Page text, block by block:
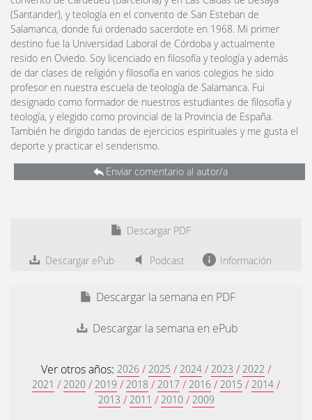
(Santander), y teología en el convento de San Esteban de
Salamanca, donde fui ordenado sacerdote en 1968. Mi primer
destino fue la Universidad Laboral de Córdoba y actualmente
resido en Oviedo. Soy licenciado en filosofía y teología y además
de dar clases de religión y filosofía en varios colegios he sido
profesor en nuestra escuela de teología de Salamanca. Fui
designado como formador de nuestros estudiantes de filosofía y
teología, y elegido como provincial de la Provincia de España.
También he dirigido tandas de ejercicios espirituales y me gusta el
deporte y practicar el senderismo.
Enviar comentario al autor/a
Descargar PDF
Descargar ePub Podcast Información
Descargar la semana en PDF
Descargar la semana en ePub
Ver otros años: 2026 / 2025 / 2024 / 2023 / 2022 /
2021 / 2020 / 2019 / 2018 / 2017 / 2016 / 2015 / 2014 /
2013 / 2011 / 2010 / 2009